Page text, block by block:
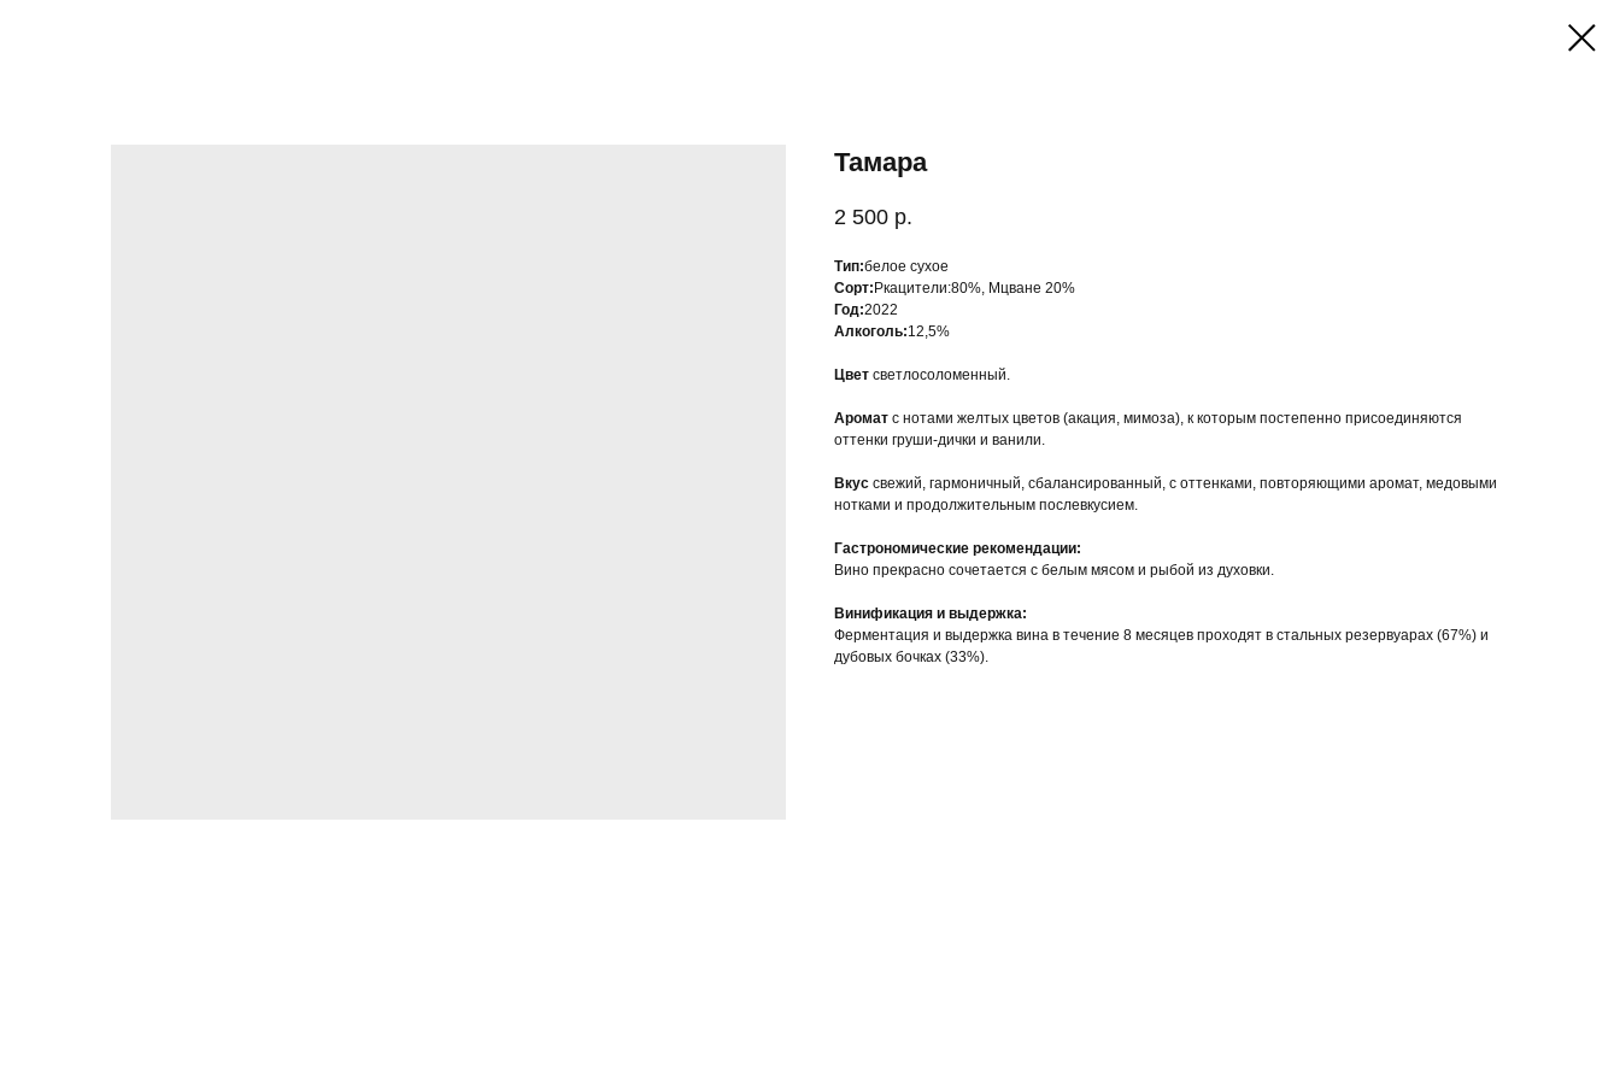
Тамара
2 500 р.
Тип:белое сухое
Сорт: Ркацители:80%, Мцване 20%
Год:2022
Алкоголь:12,5%
Цвет светлосоломенный.
Аромат с нотами желтых цветов (акация, мимоза), к которым постепенно присоединяются
оттенки груши-дички и ванили.
Вкус свежий, гармоничный, сбалансированный, с оттенками, повторяющими аромат, медовыми
нотками и продолжительным послевкусием.
Гастрономические рекомендации:
Вино прекрасно сочетается с белым мясом и рыбой из духовки.
Винификация и выдержка:
Ферментация и выдержка вина в течение 8 месяцев проходят в стальных резервуарах (67%) и
дубовых бочках (33%).